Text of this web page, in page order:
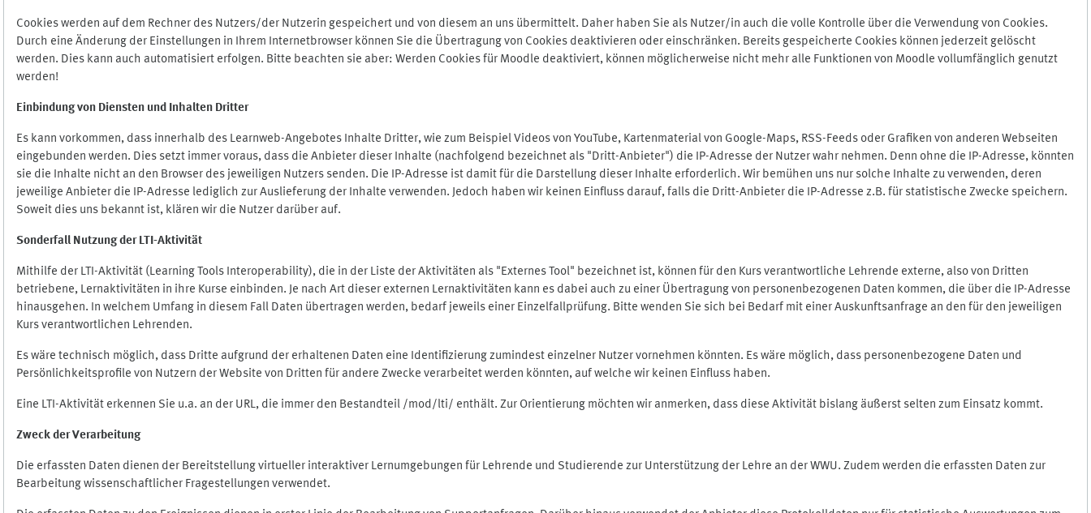
Cookies werden auf dem Rechner des Nutzers/der Nutzerin gespeichert und von diesem an uns übermittelt. Daher haben Sie als Nutzer/in auch die volle Kontrolle über die Verwendung von Cookies.
Durch eine Änderung der Einstellungen in Ihrem Internetbrowser können Sie die Übertragung von Cookies deaktivieren oder einschränken. Bereits gespeicherte Cookies können jederzeit gelöscht
werden. Dies kann auch automatisiert erfolgen. Bitte beachten sie aber: Werden Cookies für Moodle deaktiviert, können möglicherweise nicht mehr alle Funktionen von Moodle vollumfänglich genutzt
werden!
Einbindung von Diensten und Inhalten Dritter
Es kann vorkommen, dass innerhalb des Learnweb-Angebotes Inhalte Dritter, wie zum Beispiel Videos von YouTube, Kartenmaterial von Google-Maps, RSS-Feeds oder Grafiken von anderen Webseiten
eingebunden werden. Dies setzt immer voraus, dass die Anbieter dieser Inhalte (nachfolgend bezeichnet als "Dritt-Anbieter") die IP-Adresse der Nutzer wahr nehmen. Denn ohne die IP-Adresse, könnten
sie die Inhalte nicht an den Browser des jeweiligen Nutzers senden. Die IP-Adresse ist damit für die Darstellung dieser Inhalte erforderlich. Wir bemühen uns nur solche Inhalte zu verwenden, deren
jeweilige Anbieter die IP-Adresse lediglich zur Auslieferung der Inhalte verwenden. Jedoch haben wir keinen Einfluss darauf, falls die Dritt-Anbieter die IP-Adresse z.B. für statistische Zwecke speichern.
Soweit dies uns bekannt ist, klären wir die Nutzer darüber auf.
Sonderfall Nutzung der LTI-Aktivität
Mithilfe der LTI-Aktivität (Learning Tools Interoperability), die in der Liste der Aktivitäten als "Externes Tool" bezeichnet ist, können für den Kurs verantwortliche Lehrende externe, also von Dritten
betriebene, Lernaktivitäten in ihre Kurse einbinden. Je nach Art dieser externen Lernaktivitäten kann es dabei auch zu einer Übertragung von personenbezogenen Daten kommen, die über die IP-Adresse
hinausgehen. In welchem Umfang in diesem Fall Daten übertragen werden, bedarf jeweils einer Einzelfallprüfung. Bitte wenden Sie sich bei Bedarf mit einer Auskunftsanfrage an den für den jeweiligen
Kurs verantwortlichen Lehrenden.
Es wäre technisch möglich, dass Dritte aufgrund der erhaltenen Daten eine Identifizierung zumindest einzelner Nutzer vornehmen könnten. Es wäre möglich, dass personenbezogene Daten und
Persönlichkeitsprofile von Nutzern der Website von Dritten für andere Zwecke verarbeitet werden könnten, auf welche wir keinen Einfluss haben.
Eine LTI-Aktivität erkennen Sie u.a. an der URL, die immer den Bestandteil /mod/lti/ enthält. Zur Orientierung möchten wir anmerken, dass diese Aktivität bislang äußerst selten zum Einsatz kommt.
Zweck der Verarbeitung
Die erfassten Daten dienen der Bereitstellung virtueller interaktiver Lernumgebungen für Lehrende und Studierende zur Unterstützung der Lehre an der WWU. Zudem werden die erfassten Daten zur
Bearbeitung wissenschaftlicher Fragestellungen verwendet.